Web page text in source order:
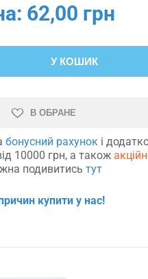
62,00 грн
У КОШИК
В ОБРАНЕ
бонусний рахунок і
10000 грн, а також
подивитисьтут
купити у нас!